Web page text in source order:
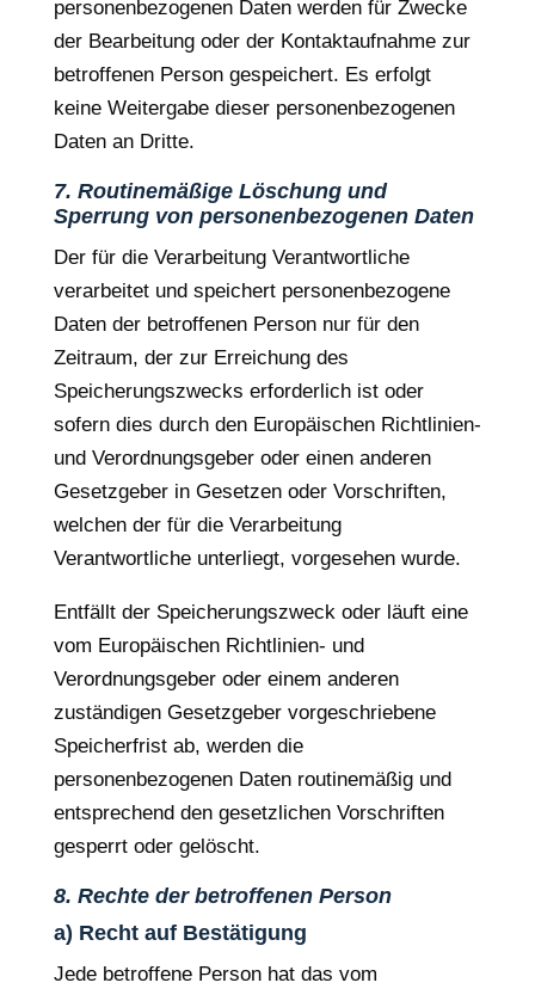
personenbezogenen Daten werden für Zwecke
der Bearbeitung oder der Kontaktaufnahme zur
betroffenen Person gespeichert. Es erfolgt
keine Weitergabe dieser personenbezogenen
Daten an Dritte.
7. Routinemäßige Löschung und
Sperrung von personenbezogenen Daten
Der für die Verarbeitung Verantwortliche
verarbeitet und speichert personenbezogene
Daten der betroffenen Person nur für den
Zeitraum, der zur Erreichung des
Speicherungszwecks erforderlich ist oder
sofern dies durch den Europäischen Richtlinien-
und Verordnungsgeber oder einen anderen
Gesetzgeber in Gesetzen oder Vorschriften,
welchen der für die Verarbeitung
Verantwortliche unterliegt, vorgesehen wurde.
Entfällt der Speicherungszweck oder läuft eine
vom Europäischen Richtlinien- und
Verordnungsgeber oder einem anderen
zuständigen Gesetzgeber vorgeschriebene
Speicherfrist ab, werden die
personenbezogenen Daten routinemäßig und
entsprechend den gesetzlichen Vorschriften
gesperrt oder gelöscht.
8. Rechte der betroffenen Person
a) Recht auf Bestätigung
Jede betroffene Person hat das vom